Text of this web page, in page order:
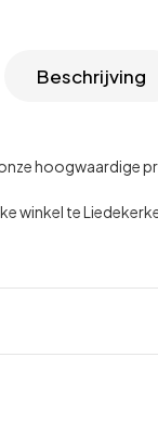
Beschrijving
hoogwaardige
winkel te